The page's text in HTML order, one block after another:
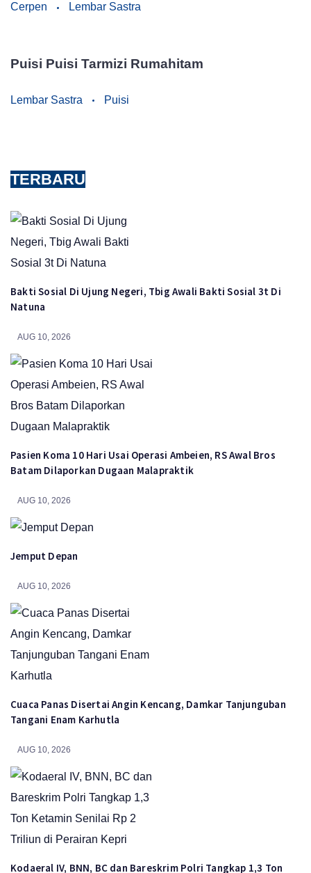
Cerpen Lembar Sastra
Puisi Puisi Tarmizi Rumahitam
Lembar Sastra Puisi
TERBARU
Bakti Sosial Di Ujung Negeri, Tbig Awali Bakti Sosial 3t Di
Natuna
AUG 10, 2026
Pasien Koma 10 Hari Usai Operasi Ambeien, RS Awal Bros
Batam Dilaporkan Dugaan Malapraktik
AUG 10, 2026
Jemput Depan
AUG 10, 2026
Cuaca Panas Disertai Angin Kencang, Damkar Tanjunguban
Tangani Enam Karhutla
AUG 10, 2026
Kodaeral IV, BNN, BC dan Bareskrim Polri Tangkap 1,3 Ton